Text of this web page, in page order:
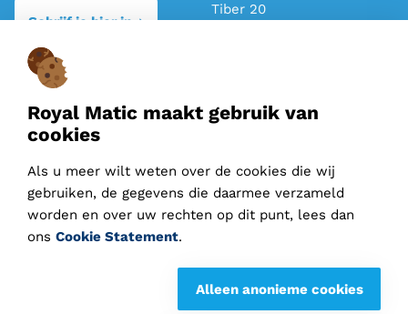
Royal Matic maakt gebruik van
cookies
Als u meer wilt weten over de cookies die wij
gebruiken, de gegevens die daarmee verzameld
worden en over uw rechten op dit punt, lees dan
ons Cookie Statement.
Alleen anonieme cookies
instagram-facebook
linkedin
Schrijf je hier in
Tiber 20
TELEFOON
Algemeen:070 317 81 81
Verkoop:070 710 11 95
info@royalmatic.com
Disclaimer